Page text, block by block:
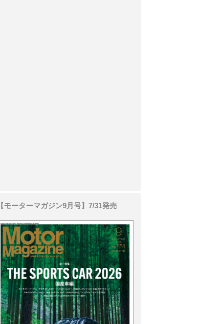
【モーターマガジン9月号】7/31発売